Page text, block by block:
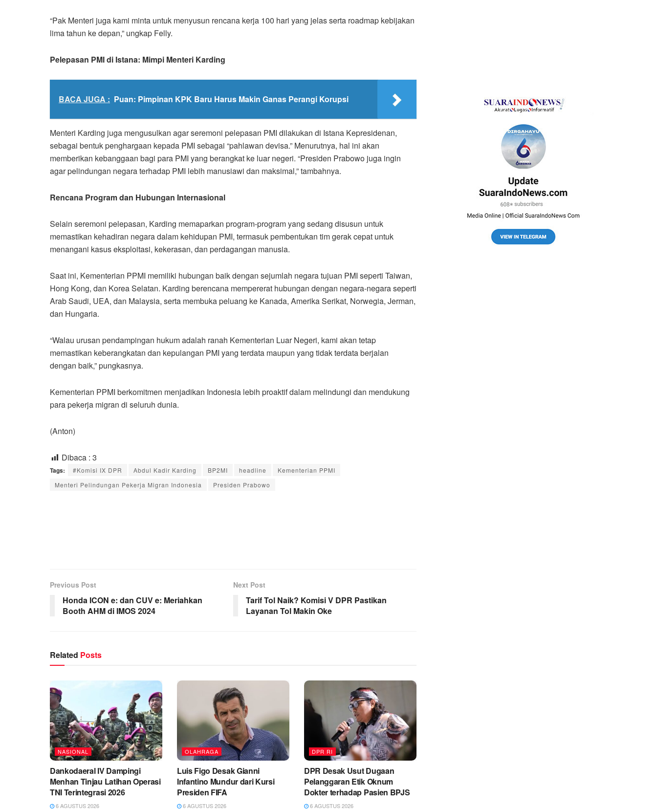
“Pak Menteri juga kami minta untuk menyusun rencana kerja 100 hari yang jelas serta roadmap kebijakan
lima tahun ke depan,” ungkap Felly.
Pelepasan PMI di Istana: Mimpi Menteri Karding
BACA JUGA : Puan: Pimpinan KPK Baru Harus Makin Ganas Perangi Korupsi
Menteri Karding juga mengusulkan agar seremoni pelepasan PMI dilakukan di Istana Kepresidenan,
sebagai bentuk penghargaan kepada PMI sebagai “pahlawan devisa.” Menurutnya, hal ini akan
memberikan kebanggaan bagi para PMI yang berangkat ke luar negeri. “Presiden Prabowo juga ingin
agar pelindungan negara terhadap PMI lebih manusiawi dan maksimal,” tambahnya.
Rencana Program dan Hubungan Internasional
Selain seremoni pelepasan, Karding memaparkan program-program yang sedang disusun untuk
memastikan kehadiran negara dalam kehidupan PMI, termasuk pembentukan tim gerak cepat untuk
menangani kasus eksploitasi, kekerasan, dan perdagangan manusia.
Saat ini, Kementerian PPMI memiliki hubungan baik dengan sejumlah negara tujuan PMI seperti Taiwan,
Hong Kong, dan Korea Selatan. Karding berencana mempererat hubungan dengan negara-negara seperti
Arab Saudi, UEA, dan Malaysia, serta membuka peluang ke Kanada, Amerika Serikat, Norwegia, Jerman,
dan Hungaria.
“Walau urusan pendampingan hukum adalah ranah Kementerian Luar Negeri, kami akan tetap
memastikan keberangkatan dan kepulangan PMI yang terdata maupun yang tidak terdata berjalan
dengan baik,” pungkasnya.
Kementerian PPMI berkomitmen menjadikan Indonesia lebih proaktif dalam melindungi dan mendukung
para pekerja migran di seluruh dunia.
(Anton)
Dibaca : 3
Tags: #Komisi IX DPR Abdul Kadir Karding BP2MI headline
Kementerian PPMI
Menteri Pelindungan Pekerja Migran Indonesia
Presiden Prabowo
Previous Post
Honda ICON e: dan CUV e: Meriahkan
Booth AHM di IMOS 2024
Next Post
Tarif Tol Naik? Komisi V DPR Pastikan
Layanan Tol Makin Oke
Related Posts
NASIONAL
Dankodaeral IV Dampingi
Menhan Tinjau Latihan Operasi
TNI Terintegrasi 2026
6 AGUSTUS 2026
OLAHRAGA
Luis Figo Desak Gianni
Infantino Mundur dari Kursi
Presiden FIFA
6 AGUSTUS 2026
DPR RI
DPR Desak Usut Dugaan
Pelanggaran Etik Oknum
Dokter terhadap Pasien BPJS
6 AGUSTUS 2026